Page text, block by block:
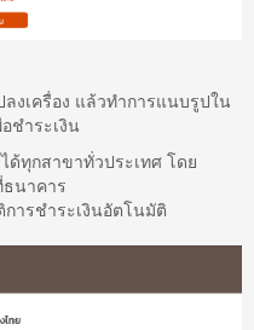
งเครื่อง แล้วทำการแนบรูปใน
ชำระเงิน
ด้ทุกสาขาทั่วประเทศ โดย
ธนาคาร
ารชำระเงินอัตโนมัติ